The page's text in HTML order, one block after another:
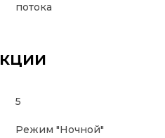
потока
5
Режим "Ночной"